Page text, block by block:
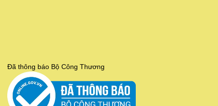
Đã thông báo Bộ Công Thương